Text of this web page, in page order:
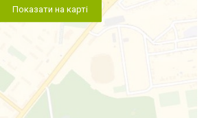
Показати на карті